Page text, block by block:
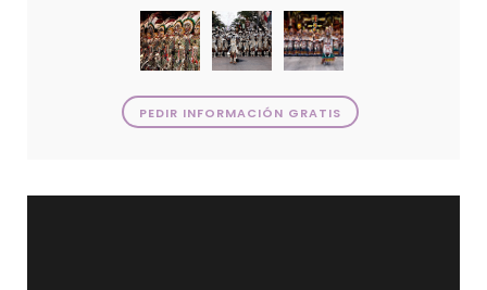
PEDIR INFORMACIÓN GRATIS